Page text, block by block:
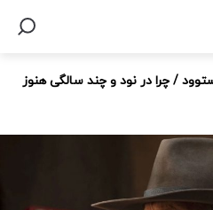
/ چرا در نود و چند سالگی هنوز